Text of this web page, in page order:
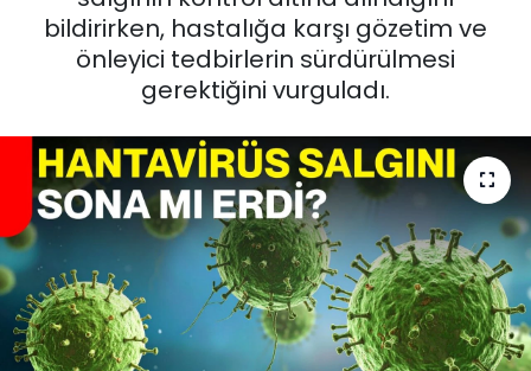
bildirirken, hastalığa karşı gözetim ve
önleyici tedbirlerin sürdürülmesi
gerektiğini vurguladı.
EĞİTİM
MAGAZİN
SAĞLIK
SPOR
11:11 MANŞET
Son Dakika Haberleri
Haber Arşivi